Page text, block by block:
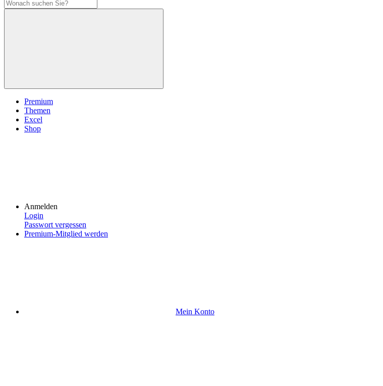
Premium
Themen
Excel
Shop
Anmelden
Login
Passwort vergessen
Premium-Mitglied werden
Mein Konto